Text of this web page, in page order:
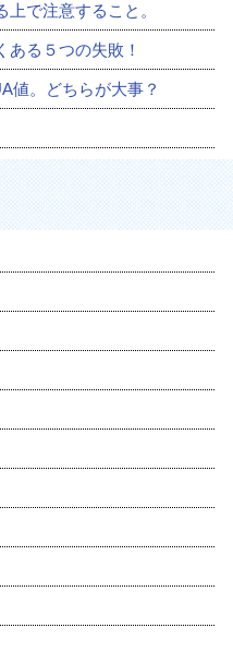
で注意すること。
ある５つの失敗！
値。どちらが大事？